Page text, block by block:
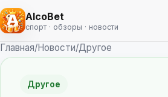
AlcoBet
спорт · обзоры · новости
Главная/Новости/Другое
Другое